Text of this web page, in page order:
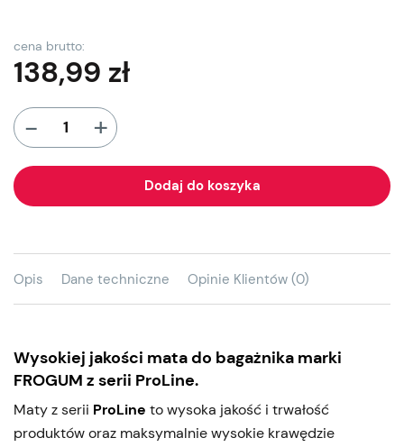
cena brutto:
138,99 zł
- +
Dodaj do koszyka
Opis Dane techniczne Opinie Klientów (0)
Wysokiej jakości mata do bagażnika marki
FROGUM z serii ProLine.
Maty z serii ProLine to wysoka jakość i trwałość
produktów oraz maksymalnie wysokie krawędzie